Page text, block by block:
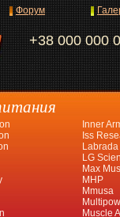
+38 000 000
Форум
Inner
Iss
Labrada
LG
Max
MHP
Mmusa
Muscle